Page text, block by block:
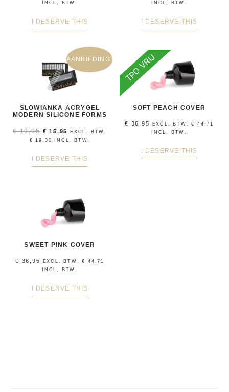
INCL, BTW.
I DESERVE THIS
INCL, BTW.
I DESERVE THIS
AANBIEDING!
SLOWIANKA ACRYGEL
MODERN SILICONE FORMS
€19,95 € 15,95
EXCL. BTW.
€
19,30 INCL, BTW.
I DESERVE THIS
TPO VRIJ
SOFT PEACH COVER
€ 36,95 EXCL. BTW.€
44,71
INCL, BTW.
I DESERVE THIS
SWEET PINK COVER
€ 36,95 EXCL. BTW.€
44,71
INCL, BTW.
I DESERVE THIS